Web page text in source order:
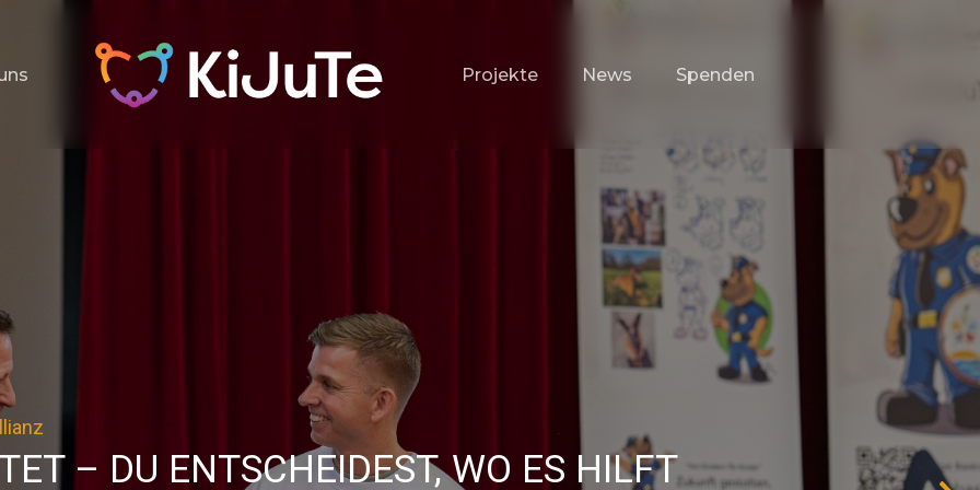
Projekte News Spenden
Kreise zieht